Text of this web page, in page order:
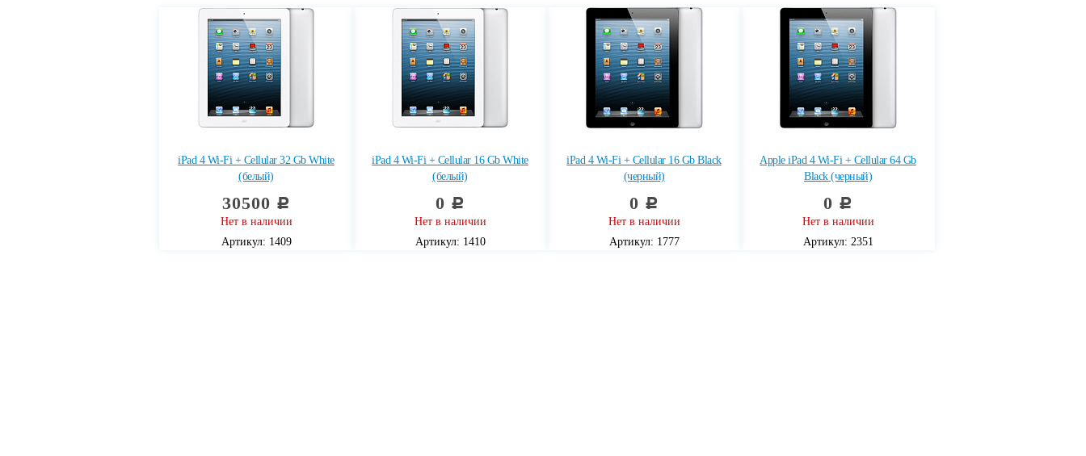
iPad 4 Wi-Fi + Cellular 32 Gb White
(белый)
30500 c
Нет в наличии
Артикул: 1409
iPad 4 Wi-Fi + Cellular 16 Gb White
(белый)
0 c
Нет в наличии
Артикул: 1410
iPad 4 Wi-Fi + Cellular 16 Gb Black
(черный)
0 c
Нет в наличии
Артикул: 1777
Apple iPad 4 Wi-Fi + Cellular 64 Gb
Black (черный)
0 c
Нет в наличии
Артикул: 2351